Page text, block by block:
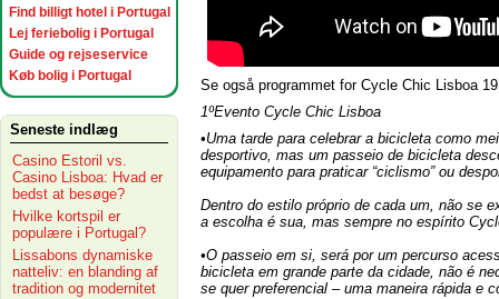
Find billigt hotel i Portugal
Lej feriebolig i Portugal
Guide og rejseservice
Køb bolig i Portugal
Seneste indlæg
Casino Estoril vs.
Casino Lisboa: Hvad er
bedst at besøge?
Hvilke kortspil er
populære i Portugal?
Lissabons dynamiske
natteliv: en blanding af
tradition og modernitet
Se også programmet for Cycle Chic Lisboa
1ºEvento Cycle Chic Lisboa
•Uma tarde para celebrar a bicicleta como
desportivo, mas um passeio de bicicleta
equipamento para praticar “ciclismo” ou
Dentro do estilo próprio de cada um, não se
a escolha é sua, mas sempre no espírito
•O passeio em si, será por um percurso
bicicleta em grande parte da cidade, não é
se quer preferencial – uma maneira rápida e